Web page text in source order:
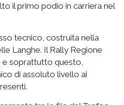
il primo podio in carriera nel
tecnico, costruita nella
Langhe. Il Rally Regione
e soprattutto questo,
di assoluto livello ai